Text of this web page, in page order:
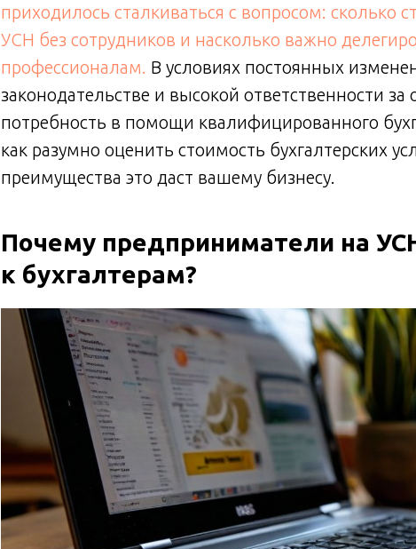
приходилось сталкиваться с вопросом: сколько
УСН без сотрудников и насколько важно
профессионалам. В условиях постоянных
законодательстве и высокой ответственности
потребность в помощи квалифицированного
как разумно оценить стоимость бухгалтерских
преимущества это даст вашему бизнесу.
Почему предприниматели на
к бухгалтерам?